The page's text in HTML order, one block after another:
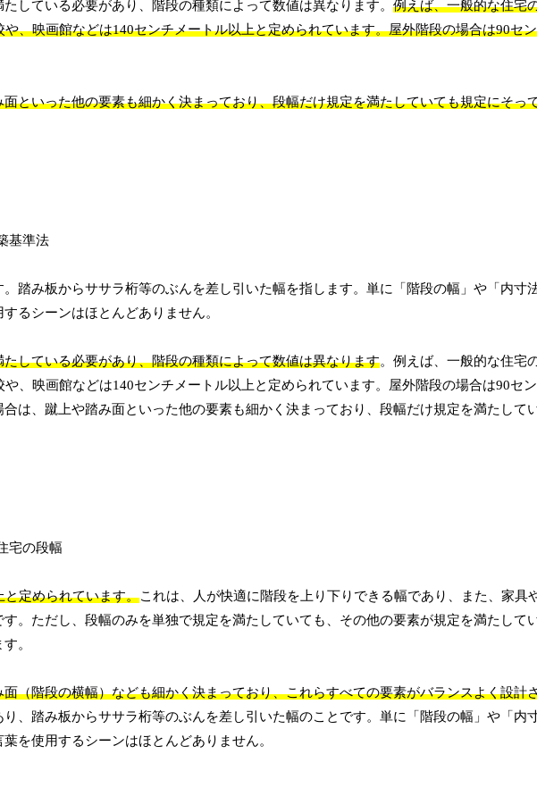
している必要があり、階段の種類によって数値は異なります。 例えば、一般的な住宅
、映画館などは140センチメートル以上と定められています。屋外階段の場合は90セ
といった他の要素も細かく決まっており、段幅だけ規定を満たしていても規定にそっ
。踏み板からササラ桁等のぶんを差し引いた幅を指します。単に「階段の幅」や「内寸
るシーンはほとんどありません。
している必要があり、階段の種類によって数値は異なります。例えば、一般的な住宅
、映画館などは140センチメートル以上と定められています。屋外階段の場合は90セ
は、蹴上や踏み面といった他の要素も細かく決まっており、段幅だけ規定を満たして
と定められています。これは、人が快適に階段を上り下りできる幅であり、また、家具
。ただし、段幅のみを単独で規定を満たしていても、その他の要素が規定を満たして
。
（階段の横幅）なども細かく決まっており、これらすべての要素がバランスよく設計
、踏み板からササラ桁等のぶんを差し引いた幅のことです。単に「階段の幅」や「内寸
を使用するシーンはほとんどありません。